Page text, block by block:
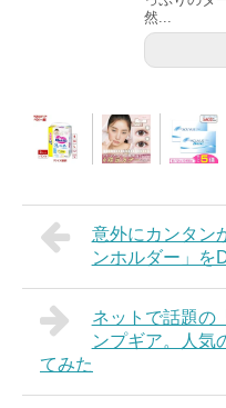
然...
意外にカンタン
ンホルダー」を
ネットで話題の
ンプギア。人気
てみた